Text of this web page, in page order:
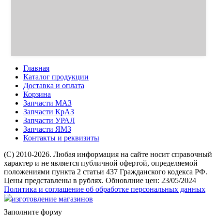
Главная
Каталог продукции
Доставка и оплата
Корзина
Запчасти МАЗ
Запчасти КрАЗ
Запчасти УРАЛ
Запчасти ЯМЗ
Контакты и реквизиты
(C) 2010-2026. Любая информация на сайте носит справочный
характер и не является публичной офертой, определяемой
положениями пункта 2 статьи 437 Гражданского кодекса РФ.
Цены представлены в рублях. Обновлние цен: 23/05/2024
Политика и соглашение об обработке персональных данных
изготовление магазинов
Заполните форму